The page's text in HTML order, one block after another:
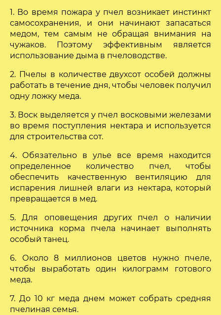
1. Во время пожара у пчел возникает инстинкт
самосохранения, и они начинают запасаться
медом, тем самым не обращая внимания на
чужаков. Поэтому эффективным является
использование дыма в пчеловодстве.
2. Пчелы в количестве двухсот особей должны
работать в течение дня, чтобы человек получил
одну ложку меда.
3. Воск выделяется у пчел восковыми железами
во время поступления нектара и используется
для строительства сот.
4. Обязательно в улье все время находится
определенное количество пчел, чтобы
обеспечить качественную вентиляцию для
испарения лишней влаги из нектара, который
превращается в мед.
5. Для оповещения других пчел о наличии
источника корма пчела начинает выполнять
особый танец.
6. Около 8 миллионов цветов нужно пчеле,
чтобы выработать один килограмм готового
меда.
7. До 10 кг меда днем может собрать средняя
пчелиная семья.